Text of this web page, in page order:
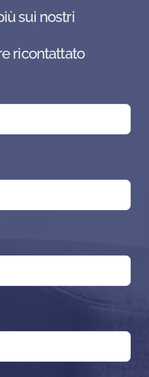
sui nostri
ricontattato